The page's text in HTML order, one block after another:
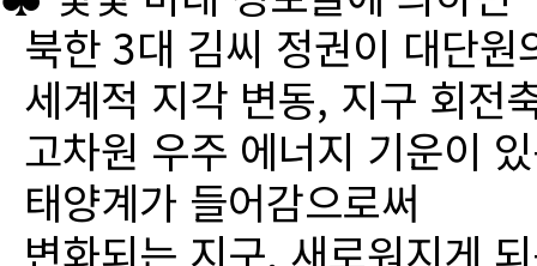
북한 3대 김씨 정권이 대단
세계적 지각 변동, 지구 회전
고차원 우주 에너지 기운이
태양계가 들어감으로써
변화되는 지구, 새로워지게